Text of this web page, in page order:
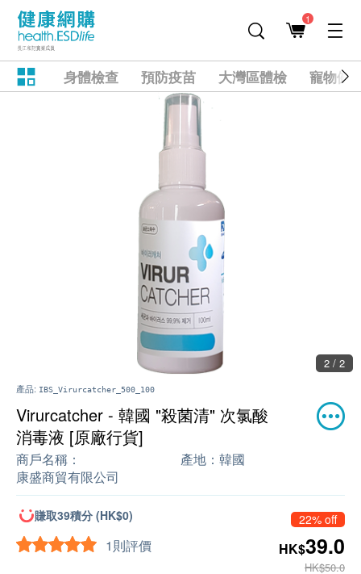
1
身體檢查 預防疫苗 大灣區體檢 寵物健
2 / 2
產品: IBS_Virurcatcher_500_100
Virurcatcher - 韓國 "殺菌清" 次氯酸
消毒液 [原廠行貨]
商戶名稱：
康盛商貿有限公司
產地： 韓國
賺取39積分 (HK$0)
1則評價
22% off
HK$39.0
HK$50.0